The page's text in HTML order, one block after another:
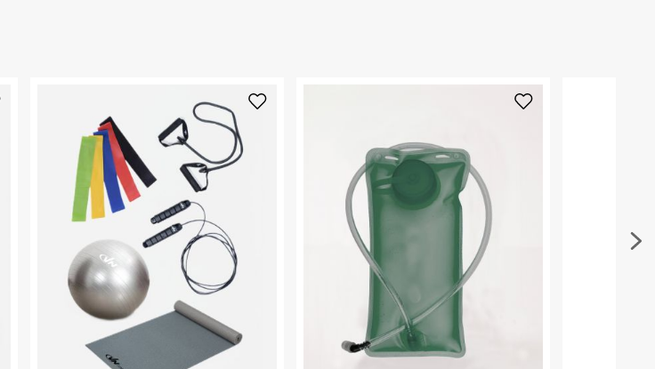
לפני החזרת החבילה, חשוב להדביק את מדבקת הגוביינא על גבי החבילה
פריטים שבירים יש להחזיר עם שליח דרך ממשק ההחזרות באתר בלבד
בהתאם לתנאי השימוש.
חשוב לשים לב:
3. מוצרי טיפוח ניתן להחזיר סגורים באריזתם המקורית בלבד. לא ניתן
היבואן
טרמינל איקס אונליין בע"מ
קריית שדה התעופה